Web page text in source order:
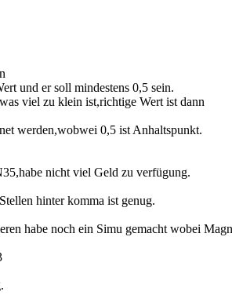
und er soll mindestens 0,5 sein.
viel zu klein ist,richtige Wert ist dann
werden,wobwei 0,5 ist Anhaltspunkt.
nicht viel Geld zu verfügung.
hinter komma ist genug.
habe noch ein Simu gemacht wobei